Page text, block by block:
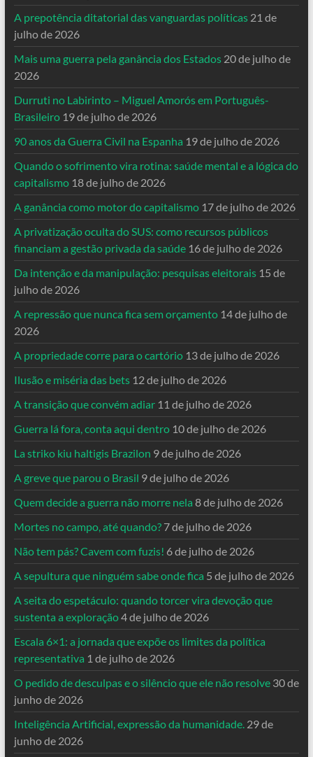
A prepotência ditatorial das vanguardas políticas 21 de
julho de 2026
Mais uma guerra pela ganância dos Estados 20 de julho de
2026
Durruti no Labirinto – Miguel Amorós em Português-
Brasileiro 19 de julho de 2026
90 anos da Guerra Civil na Espanha 19 de julho de 2026
Quando o sofrimento vira rotina: saúde mental e a lógica do
capitalismo 18 de julho de 2026
A ganância como motor do capitalismo 17 de julho de 2026
A privatização oculta do SUS: como recursos públicos
financiam a gestão privada da saúde 16 de julho de 2026
Da intenção e da manipulação: pesquisas eleitorais 15 de
julho de 2026
A repressão que nunca fica sem orçamento 14 de julho de
2026
A propriedade corre para o cartório 13 de julho de 2026
Ilusão e miséria das bets 12 de julho de 2026
A transição que convém adiar 11 de julho de 2026
Guerra lá fora, conta aqui dentro 10 de julho de 2026
La striko kiu haltigis Brazilon 9 de julho de 2026
A greve que parou o Brasil 9 de julho de 2026
Quem decide a guerra não morre nela 8 de julho de 2026
Mortes no campo, até quando? 7 de julho de 2026
Não tem pás? Cavem com fuzis! 6 de julho de 2026
A sepultura que ninguém sabe onde fica 5 de julho de 2026
A seita do espetáculo: quando torcer vira devoção que
sustenta a exploração4 de julho de 2026
Escala 6×1: a jornada que expõe os limites da política
representativa 1 de julho de 2026
O pedido de desculpas e o silêncio que ele não resolve 30 de
junho de 2026
Inteligência Artificial, expressão da humanidade. 29 de
junho de 2026